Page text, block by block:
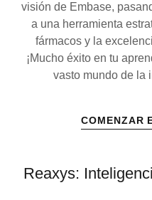
visión de Embase,
a una herramienta
fármacos y la
¡Mucho éxito en tu
vasto mundo de la
COMENZAR
Reaxys: